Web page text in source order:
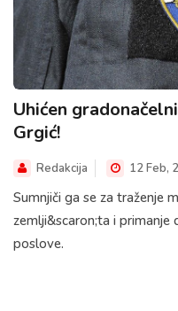
Uhićen
Grgić!
Redakcija 12 Feb,
Sumnjiči ga se za traženje
zemlji&scaron;ta i primanje
poslove.